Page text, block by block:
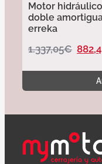
Motor
doble
erreka
1.337,05€